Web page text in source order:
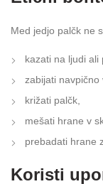
Med jedjo palčk ne
kazati na ljudi ali
zabijati navpično
križati palčk,
mešati hrane v
prebadati hrane
Koristi